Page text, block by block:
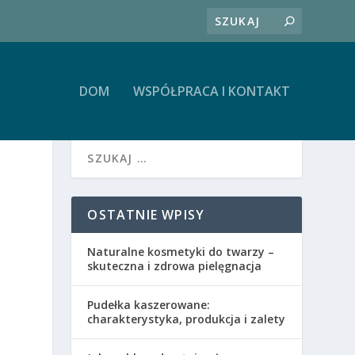
DOM WSPÓŁPRACA I KONTAKT
OSTATNIE WPISY
Naturalne kosmetyki do twarzy –
skuteczna i zdrowa pielęgnacja
Pudełka kaszerowane:
charakterystyka, produkcja i zalety